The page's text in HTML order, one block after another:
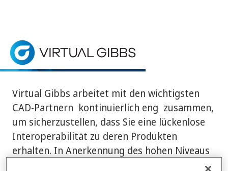
Startseite > CAD Partner
GibbsCAM arbeitet eng mit wichtigen CAD-
CAD-Partner
Virtual Gibbs arbeitet mit den wichtigsten
CAD-Partnern kontinuierlich eng zusammen,
um sicherzustellen, dass Sie eine lückenlose
Interoperabilität zu deren Produkten
erhalten. In Anerkennung des hohen Niveaus